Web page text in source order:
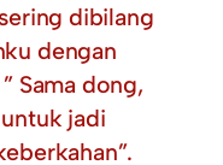
dibilang
dengan
Sama dong,
jadi